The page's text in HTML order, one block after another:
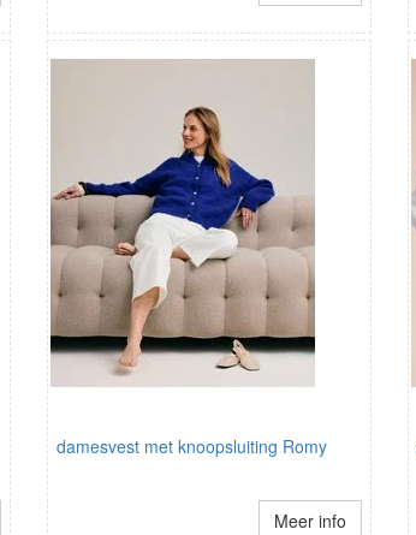
damesvest met knoopsluiting Romy
Meer info